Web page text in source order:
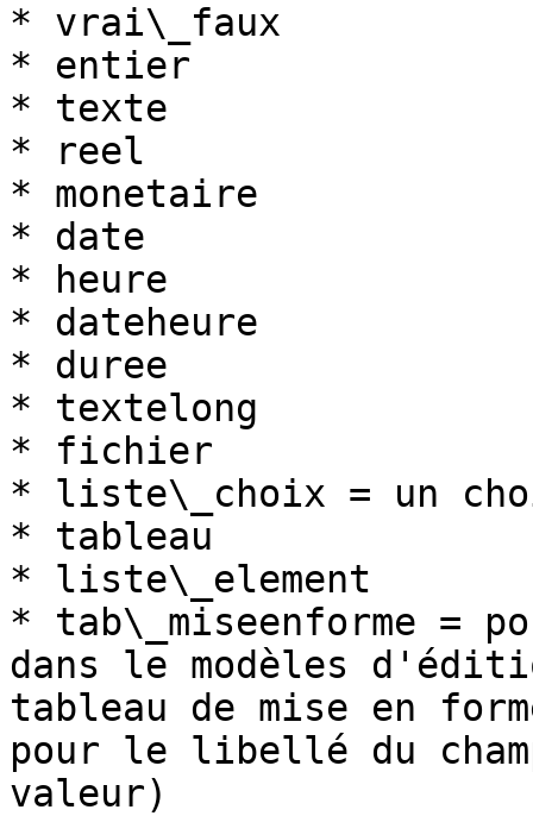
* vrai\_faux
* entier
* texte
* reel
* monetaire
* date
* heure
* dateheure
* duree
* textelong
* fichier
* liste\_choix = un
* tableau
* liste\_element
* tab\_miseenforme =
dans le modèles
tableau de mise en
pour le libellé du
valeur)